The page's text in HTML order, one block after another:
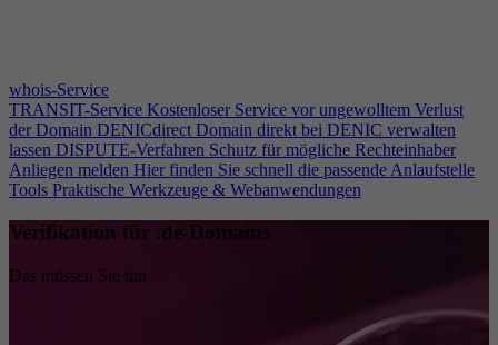
whois-Service
TRANSIT-Service Kostenloser Service vor ungewolltem Verlust
der Domain DENICdirect Domain direkt bei DENIC verwalten
lassen DISPUTE-Verfahren Schutz für mögliche Rechteinhaber
Anliegen melden Hier finden Sie schnell die passende Anlaufstelle
Tools Praktische Werkzeuge & Webanwendungen
Verifikation für .de-Domains
Das müssen Sie tun